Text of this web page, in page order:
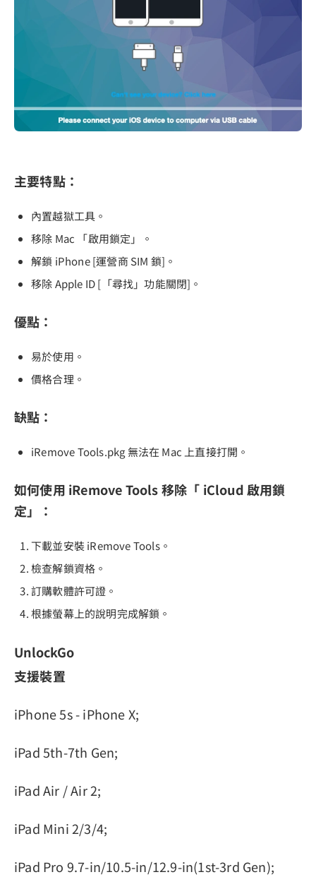
主要特點：
內置越獄工具。
移除 Mac 「啟用鎖定」。
解鎖 iPhone [運營商 SIM 鎖]。
移除 Apple ID [「尋找」功能關閉]。
優點：
易於使用。
價格合理。
缺點：
iRemove Tools.pkg 無法在 Mac 上直接打開。
如何使用 iRemove Tools 移除「 iCloud 啟用鎖
定」：
下載並安裝 iRemove Tools。
檢查解鎖資格。
訂購軟體許可證。
根據螢幕上的說明完成解鎖。
UnlockGo
支援裝置
iPhone 5s - iPhone X;
iPad 5th-7th Gen;
iPad Air / Air 2;
iPad Mini 2/3/4;
iPad Pro 9.7-in/10.5-in/12.9-in(1st-3rd Gen);